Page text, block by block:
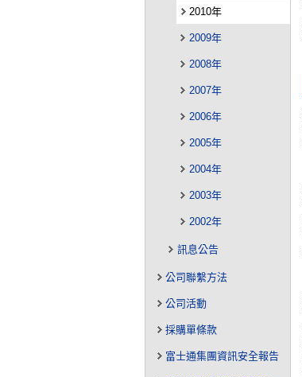
2010年
2009年
2008年
2007年
2006年
2005年
2004年
2003年
2002年
訊息公告
公司聯繫方法
公司活動
採購單條款
富士通集團資訊安全報告